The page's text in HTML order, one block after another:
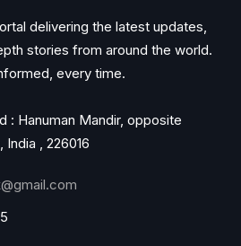
delivering the latest updates,
stories from around the world.
every time.
: Hanuman Mandir, opposite
, 226016